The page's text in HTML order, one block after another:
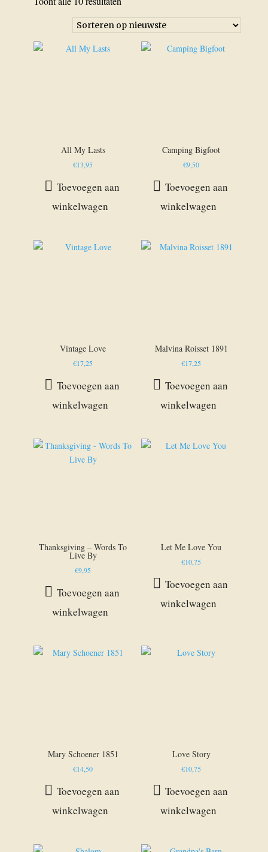
op
nieuwste
All My Lasts
€13,95
Toevoegen aan
winkelwagen
Camping Bigfoot
€9,50
Toevoegen aan
winkelwagen
Vintage Love
€17,25
Toevoegen aan
winkelwagen
Malvina Roisset 1891
€17,25
Toevoegen aan
winkelwagen
Thanksgiving – Words To
Live By
€9,95
Toevoegen aan
winkelwagen
Let Me Love You
€10,75
Toevoegen aan
winkelwagen
Mary Schoener 1851
€14,50
Toevoegen aan
winkelwagen
Love Story
€10,75
Toevoegen aan
winkelwagen